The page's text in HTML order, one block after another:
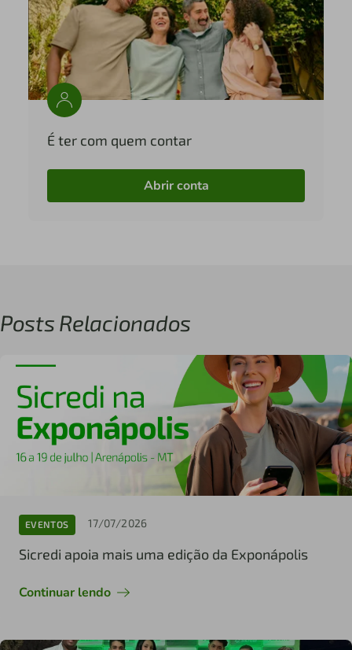
É ter com quem contar
Abrir conta
Posts Relacionados
EVENTOS 17/07/2026
Sicredi apoia mais uma edição da Exponápolis
Continuar lendo